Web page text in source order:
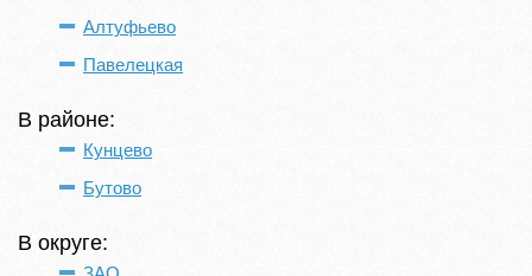
Алтуфьево
Павелецкая
В районе:
Кунцево
Бутово
В округе: